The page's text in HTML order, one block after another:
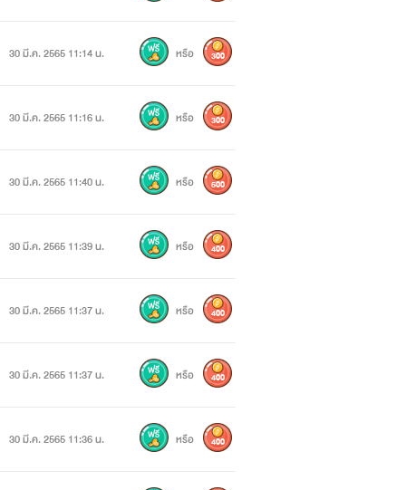
30 มี.ค. 2565 11:14 น. หรือ 300
30 มี.ค. 2565 11:16 น. หรือ 300
30 มี.ค. 2565 11:40 น. หรือ 500
30 มี.ค. 2565 11:39 น. หรือ 400
30 มี.ค. 2565 11:37 น. หรือ 400
30 มี.ค. 2565 11:37 น. หรือ 400
30 มี.ค. 2565 11:36 น. หรือ 400